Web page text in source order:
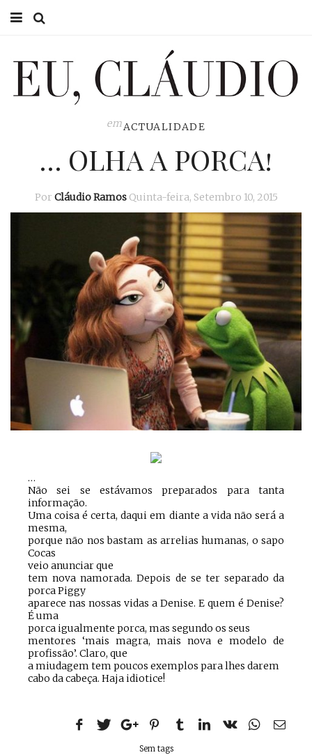
EU CLÁUDIO
ACTUALIDADE
emACTUALIDADE
… OLHA A PORCA!
Por Cláudio Ramos Quinta-feira, Setembro 10, 2015
…
Não sei se estávamos preparados para tanta
informação.
Uma coisa é certa, daqui em diante a vida não será a
mesma,
porque não nos bastam as arrelias humanas, o sapo
Cocas
veio anunciar que
tem nova namorada. Depois de se ter separado da
porca Piggy
aparece nas nossas vidas a Denise. E quem é Denise?
É uma
porca igualmente porca, mas segundo os seus
mentores ‘mais magra, mais nova e modelo de
profissão’. Claro, que
a miudagem tem poucos exemplos para lhes darem
cabo da cabeça. Haja idiotice!
Sem tags